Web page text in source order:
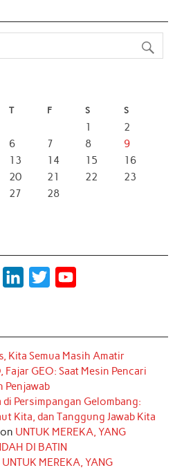
T F S S
1
2
6 7 8
9
13 14 15
16
20 21 22
23
27
28
r
k
e
d
I
n
t
t
r
T
u
e
Kita Semua Masih Amatir
Fajar GEO: Saat Mesin Pencari
Penjawab
di Persimpangan Gelombang:
Kita, dan Tanggung Jawab Kita
on UNTUK MEREKA, YANG
DI BATIN
UNTUK MEREKA, YANG